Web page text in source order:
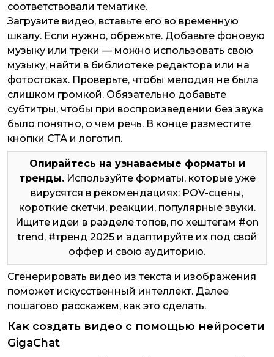
соответствовали тематике.
Загрузите видео, вставьте его во временную
шкалу. Если нужно, обрежьте. Добавьте фоновую
музыку или треки — можно использовать свою
музыку, найти в библиотеке редактора или на
фотостоках. Проверьте, чтобы мелодия не была
слишком громкой. Обязательно добавьте
субтитры, чтобы при воспроизведении без звука
было понятно, о чем речь. В конце разместите
кнопки СТА и логотип.
Опирайтесь на узнаваемые форматы и
тренды.Используйте форматы, которые уже
вирусятся в рекомендациях: POV-сцены,
короткие скетчи, реакции, популярные звуки.
Ищите идеи в разделе топов, по хештегам #on
trend, #тренд 2025 и адаптируйте их под свой
оффер и свою аудиторию.
Сгенерировать видео из текста и изображения
поможет искусственный интеллект. Далее
пошагово расскажем, как это сделать.
Как создать видео с помощью нейросети
GigaChat